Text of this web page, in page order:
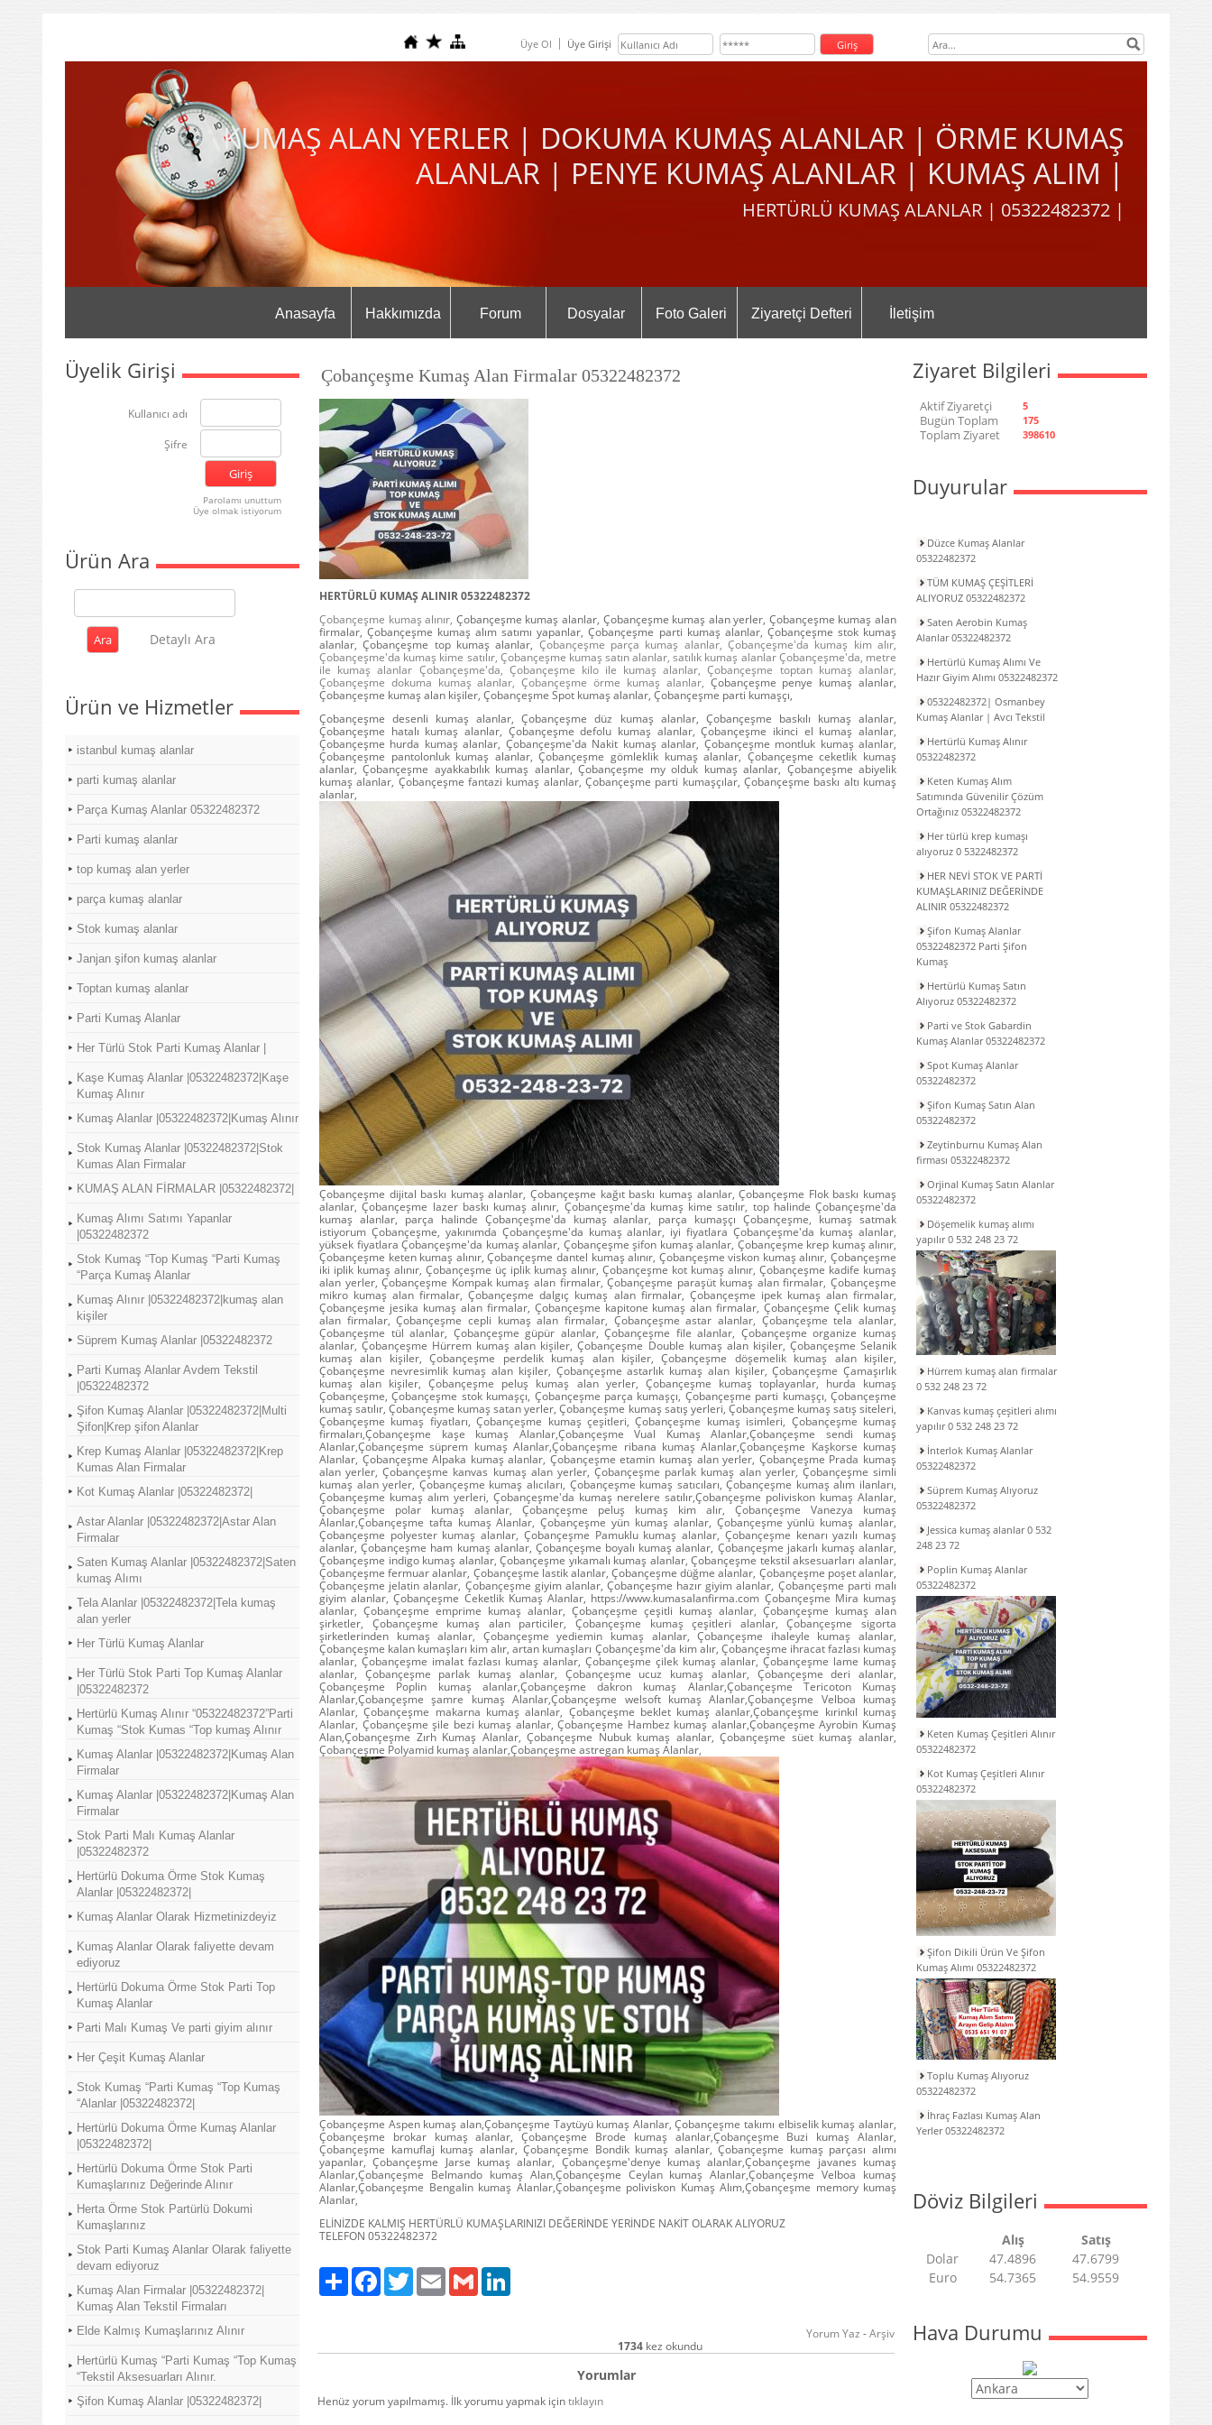
Üye Ol Üye Girişi
KUMAŞ ALAN YERLER | DOKUMA KUMAŞ ALANLAR | ÖRME KUMAŞ
ALANLAR | PENYE KUMAŞ ALANLAR | KUMAŞ ALIM |
HERTÜRLÜ KUMAŞ ALANLAR | 05322482372 |
Anasayfa Hakkımızda Forum Dosyalar Foto Galeri Ziyaretçi Defteri İletişim
Üyelik Girişi
Kullanıcı adı
Şifre
Parolamı unuttum
Üye olmak istiyorum
Ürün Ara
Detaylı Ara
Ürün ve Hizmetler
istanbul kumaş alanlar
parti kumaş alanlar
Parça Kumaş Alanlar 05322482372
Parti kumaş alanlar
top kumaş alan yerler
parça kumaş alanlar
Stok kumaş alanlar
Janjan şifon kumaş alanlar
Toptan kumaş alanlar
Parti Kumaş Alanlar
Her Türlü Stok Parti Kumaş Alanlar |
Kaşe Kumaş Alanlar |05322482372|Kaşe
Kumaş Alınır
Kumaş Alanlar |05322482372|Kumaş Alınır
Stok Kumaş Alanlar |05322482372|Stok
Kumas Alan Firmalar
KUMAŞ ALAN FİRMALAR |05322482372|
Kumaş Alımı Satımı Yapanlar
|05322482372
Stok Kumaş “Top Kumaş “Parti Kumaş
“Parça Kumaş Alanlar
Kumaş Alınır |05322482372|kumaş alan
kişiler
Süprem Kumaş Alanlar |05322482372
Parti Kumaş Alanlar Avdem Tekstil
|05322482372
Şifon Kumaş Alanlar |05322482372|Multi
Şifon|Krep şifon Alanlar
Krep Kumaş Alanlar |05322482372|Krep
Kumas Alan Firmalar
Kot Kumaş Alanlar |05322482372|
Astar Alanlar |05322482372|Astar Alan
Firmalar
Saten Kumaş Alanlar |05322482372|Saten
kumaş Alımı
Tela Alanlar |05322482372|Tela kumaş
alan yerler
Her Türlü Kumaş Alanlar
Her Türlü Stok Parti Top Kumaş Alanlar
|05322482372
Hertürlü Kumaş Alınır “05322482372”Parti
Kumaş “Stok Kumas “Top kumaş Alınır
Kumaş Alanlar |05322482372|Kumaş Alan
Firmalar
Kumaş Alanlar |05322482372|Kumaş Alan
Firmalar
Stok Parti Malı Kumaş Alanlar
|05322482372
Hertürlü Dokuma Örme Stok Kumaş
Alanlar |05322482372|
Kumaş Alanlar Olarak Hizmetinizdeyiz
Kumaş Alanlar Olarak faliyette devam
ediyoruz
Hertürlü Dokuma Örme Stok Parti Top
Kumaş Alanlar
Parti Malı Kumaş Ve parti giyim alınır
Her Çeşit Kumaş Alanlar
Stok Kumaş “Parti Kumaş “Top Kumaş
“Alanlar |05322482372|
Hertürlü Dokuma Örme Kumaş Alanlar
|05322482372|
Hertürlü Dokuma Örme Stok Parti
Kumaşlarınız Değerinde Alınır
Herta Örme Stok Partürlü Dokumi
Kumaşlarınız
Stok Parti Kumaş Alanlar Olarak faliyette
devam ediyoruz
Kumaş Alan Firmalar |05322482372|
Kumaş Alan Tekstil Firmaları
Elde Kalmış Kumaşlarınız Alınır
Hertürlü Kumaş “Parti Kumaş “Top Kumaş
“Tekstil Aksesuarları Alınır.
Şifon Kumaş Alanlar |05322482372|
Çobançeşme Kumaş Alan Firmalar 05322482372
HERTÜRLÜ KUMAŞ ALINIR 05322482372
Çobançeşme kumaş alınır, Çobançeşme kumaş alanlar, Çobançeşme kumaş alan yerler, Çobançeşme kumaş alan
firmalar, Çobançeşme kumaş alım satımı yapanlar, Çobançeşme parti kumaş alanlar, Çobançeşme stok kumaş
alanlar, Çobançeşme top kumaş alanlar, Çobançeşme parça kumaş alanlar, Çobançeşme'da kumaş kim alır,
Çobançeşme'da kumaş kime satılır, Çobançeşme kumaş satın alanlar, satılık kumaş alanlar Çobançeşme'da, metre
ile kumaş alanlar Çobançeşme'da, Çobançeşme kilo ile kumaş alanlar, Çobançeşme toptan kumaş alanlar,
Çobançeşme dokuma kumaş alanlar, Çobançeşme örme kumaş alanlar, Çobançeşme penye kumaş alanlar,
Çobançeşme kumaş alan kişiler, Çobançeşme Spot kumaş alanlar, Çobançeşme parti kumaşçı,
Çobançeşme desenli kumaş alanlar, Çobançeşme düz kumaş alanlar, Çobançeşme baskılı kumaş alanlar,
Çobançeşme hatalı kumaş alanlar, Çobançeşme defolu kumaş alanlar, Çobançeşme ikinci el kumaş alanlar,
Çobançeşme hurda kumaş alanlar, Çobançeşme'da Nakit kumaş alanlar, Çobançeşme montluk kumaş alanlar,
Çobançeşme pantolonluk kumaş alanlar, Çobançeşme gömleklik kumaş alanlar, Çobançeşme ceketlik kumaş
alanlar, Çobançeşme ayakkabılık kumaş alanlar, Çobançeşme my olduk kumaş alanlar, Çobançeşme abiyelik
kumaş alanlar, Çobançeşme fantazi kumaş alanlar, Çobançeşme parti kumaşçılar, Çobançeşme baskı altı kumaş
alanlar,
Çobançeşme dijital baskı kumaş alanlar, Çobançeşme kağıt baskı kumaş alanlar, Çobançeşme Flok baskı kumaş
alanlar, Çobançeşme lazer baskı kumaş alınır, Çobançeşme'da kumaş kime satılır, top halinde Çobançeşme'da
kumaş alanlar, parça halinde Çobançeşme'da kumaş alanlar, parça kumaşçı Çobançeşme, kumaş satmak
istiyorum Çobançeşme, yakınımda Çobançeşme'da kumaş alanlar, iyi fiyatlara Çobançeşme'da kumaş alanlar,
yüksek fiyatlara Çobançeşme'da kumaş alanlar, Çobançeşme şifon kumaş alanlar, Çobançeşme krep kumaş alınır,
Çobançeşme keten kumaş alınır, Çobançeşme dantel kumaş alınır, Çobançeşme viskon kumaş alınır, Çobançeşme
iki iplik kumaş alınır, Çobançeşme üç iplik kumaş alınır, Çobançeşme kot kumaş alınır, Çobançeşme kadife kumaş
alan yerler, Çobançeşme Kompak kumaş alan firmalar, Çobançeşme paraşüt kumaş alan firmalar, Çobançeşme
mikro kumaş alan firmalar, Çobançeşme dalgıç kumaş alan firmalar, Çobançeşme ipek kumaş alan firmalar,
Çobançeşme jesika kumaş alan firmalar, Çobançeşme kapitone kumaş alan firmalar, Çobançeşme Çelik kumaş
alan firmalar, Çobançeşme cepli kumaş alan firmalar, Çobançeşme astar alanlar, Çobançeşme tela alanlar,
Çobançeşme tül alanlar, Çobançeşme güpür alanlar, Çobançeşme file alanlar, Çobançeşme organize kumaş
alanlar, Çobançeşme Hürrem kumaş alan kişiler, Çobançeşme Double kumaş alan kişiler, Çobançeşme Selanik
kumaş alan kişiler, Çobançeşme perdelik kumaş alan kişiler, Çobançeşme döşemelik kumaş alan kişiler,
Çobançeşme nevresimlik kumaş alan kişiler, Çobançeşme astarlık kumaş alan kişiler, Çobançeşme Çamaşırlık
kumaş alan kişiler, Çobançeşme peluş kumaş alan yerler, Çobançeşme kumaş toplayanlar, hurda kumaş
Çobançeşme, Çobançeşme stok kumaşçı, Çobançeşme parça kumaşçı, Çobançeşme parti kumaşçı, Çobançeşme
kumaş satılır, Çobançeşme kumaş satan yerler, Çobançeşme kumaş satış yerleri, Çobançeşme kumaş satış siteleri,
Çobançeşme kumaş fiyatları, Çobançeşme kumaş çeşitleri, Çobançeşme kumaş isimleri, Çobançeşme kumaş
firmaları,Çobançeşme kaşe kumaş Alanlar,Çobançeşme Vual Kumaş Alanlar,Çobançeşme sendi kumaş
Alanlar,Çobançeşme süprem kumaş Alanlar,Çobançeşme ribana kumaş Alanlar,Çobançeşme Kaşkorse kumaş
Alanlar, Çobançeşme Alpaka kumaş alanlar, Çobançeşme etamin kumaş alan yerler, Çobançeşme Prada kumaş
alan yerler, Çobançeşme kanvas kumaş alan yerler, Çobançeşme parlak kumaş alan yerler, Çobançeşme simli
kumaş alan yerler, Çobançeşme kumaş alıcıları, Çobançeşme kumaş satıcıları, Çobançeşme kumaş alım ilanları,
Çobançeşme kumaş alım yerleri, Çobançeşme'da kumaş nerelere satılır,Çobançeşme poliviskon kumaş Alanlar,
Çobançeşme polar kumaş alanlar, Çobançeşme peluş kumaş kim alır, Çobançeşme Vanezya kumaş
Alanlar,Çobançeşme tafta kumaş Alanlar, Çobançeşme yün kumaş alanlar, Çobançeşme yünlü kumaş alanlar,
Çobançeşme polyester kumaş alanlar, Çobançeşme Pamuklu kumaş alanlar, Çobançeşme kenarı yazılı kumaş
alanlar, Çobançeşme ham kumaş alanlar, Çobançeşme boyalı kumaş alanlar, Çobançeşme jakarlı kumaş alanlar,
Çobançeşme indigo kumaş alanlar, Çobançeşme yıkamalı kumaş alanlar, Çobançeşme tekstil aksesuarları alanlar,
Çobançeşme fermuar alanlar, Çobançeşme lastik alanlar, Çobançeşme düğme alanlar, Çobançeşme poşet alanlar,
Çobançeşme jelatin alanlar, Çobançeşme giyim alanlar, Çobançeşme hazır giyim alanlar, Çobançeşme parti malı
giyim alanlar, Çobançeşme Ceketlik Kumaş Alanlar, https://www.kumasalanfirma.com Çobançeşme Mira kumaş
alanlar, Çobançeşme emprime kumaş alanlar, Çobançeşme çeşitli kumaş alanlar, Çobançeşme kumaş alan
şirketler, Çobançeşme kumaş alan particiler, Çobançeşme kumaş çeşitleri alanlar, Çobançeşme sigorta
şirketlerinden kumaş alanlar, Çobançeşme yediemin kumaş alanlar, Çobançeşme ihaleyle kumaş alanlar,
Çobançeşme kalan kumaşları kim alır, artan kumaşları Çobançeşme'da kim alır, Çobançeşme ihracat fazlası kumaş
alanlar, Çobançeşme imalat fazlası kumaş alanlar, Çobançeşme çilek kumaş alanlar, Çobançeşme lame kumaş
alanlar, Çobançeşme parlak kumaş alanlar, Çobançeşme ucuz kumaş alanlar, Çobançeşme deri alanlar,
Çobançeşme Poplin kumaş alanlar,Çobançeşme dakron kumaş Alanlar,Çobançeşme Tericoton Kumaş
Alanlar,Çobançeşme şamre kumaş Alanlar,Çobançeşme welsoft kumaş Alanlar,Çobançeşme Velboa kumaş
Alanlar, Çobançeşme makarna kumaş alanlar, Çobançeşme beklet kumaş alanlar,Çobançeşme kırinkıl kumaş
Alanlar, Çobançeşme şile bezi kumaş alanlar, Çobançeşme Hambez kumaş alanlar,Çobançeşme Ayrobin Kumaş
Alan,Çobançeşme Zırh Kumaş Alanlar, Çobançeşme Nubuk kumaş alanlar, Çobançeşme süet kumaş alanlar,
Çobançeşme Polyamid kumaş alanlar,Çobançeşme astregan kumaş Alanlar,
Çobançeşme Aspen kumaş alan,Çobançeşme Taytüyü kumaş Alanlar, Çobançeşme takımı elbiselik kumaş alanlar,
Çobançeşme brokar kumaş alanlar, Çobançeşme Brode kumaş alanlar,Çobançeşme Buzi kumaş Alanlar,
Çobançeşme kamuflaj kumaş alanlar, Çobançeşme Bondik kumaş alanlar, Çobançeşme kumaş parçası alımı
yapanlar, Çobançeşme Jarse kumaş alanlar, Çobançeşme'denye kumaş alanlar,Çobançeşme javanes kumaş
Alanlar,Çobançeşme Belmando kumaş Alan,Çobançeşme Ceylan kumaş Alanlar,Çobançeşme Velboa kumaş
Alanlar,Çobançeşme Bengalin kumaş Alanlar,Çobançeşme poliviskon Kumaş Alım,Çobançeşme memory kumaş
Alanlar,
ELİNİZDE KALMIŞ HERTÜRLÜ KUMAŞLARINIZI DEĞERİNDE YERİNDE NAKİT OLARAK ALIYORUZ
TELEFON 05322482372
Paylaş FacebookTwitter Email Gmail
Yorum Yaz -Arşiv
1734kez okundu
Yorumlar
Henüz yorum yapılmamış. İlk yorumu yapmak içintıklayın
Ziyaret Bilgileri
Aktif Ziyaretçi 5
Bugün Toplam 175
Toplam Ziyaret 398610
Duyurular
Düzce Kumaş Alanlar
05322482372
TÜM KUMAŞ ÇEŞİTLERİ
ALIYORUZ 05322482372
Saten Aerobin Kumaş
Alanlar 05322482372
Hertürlü Kumaş Alımı Ve
Hazır Giyim Alımı 05322482372
05322482372| Osmanbey
Kumaş Alanlar | Avcı Tekstil
Hertürlü Kumaş Alınır
05322482372
Keten Kumaş Alım
Satımında Güvenilir Çözüm
Ortağınız 05322482372
Her türlü krep kumaşı
alıyoruz 0 5322482372
HER NEVİ STOK VE PARTİ
KUMAŞLARINIZ DEĞERİNDE
ALINIR 05322482372
Şifon Kumaş Alanlar
05322482372 Parti Şifon
Kumaş
Hertürlü Kumaş Satın
Alıyoruz 05322482372
Parti ve Stok Gabardin
Kumaş Alanlar 05322482372
Spot Kumaş Alanlar
05322482372
Şifon Kumaş Satın Alan
05322482372
Zeytinburnu Kumaş Alan
firması 05322482372
Orjinal Kumaş Satın Alanlar
05322482372
Döşemelik kumaş alımı
yapılır 0 532 248 23 72
Hürrem kumaş alan firmalar
0 532 248 23 72
Kanvas kumaş çeşitleri alımı
yapılır 0 532 248 23 72
İnterlok Kumaş Alanlar
05322482372
Süprem Kumaş Alıyoruz
05322482372
Jessica kumaş alanlar 0 532
248 23 72
Poplin Kumaş Alanlar
05322482372
Keten Kumaş Çeşitleri Alınır
05322482372
Kot Kumaş Çeşitleri Alınır
05322482372
Şifon Dikili Ürün Ve Şifon
Kumaş Alımı 05322482372
Toplu Kumaş Alıyoruz
05322482372
İhraç Fazlası Kumaş Alan
Yerler 05322482372
Döviz Bilgileri
Alış
Satış
Dolar
47.4896
47.6799
Euro
54.7365 54.9559
Hava Durumu